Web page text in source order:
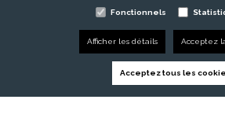
MARCHÉS
PROJETS
SERVICES
Fonctionnels
Afficher les détails Acceptez
Acceptez tous les